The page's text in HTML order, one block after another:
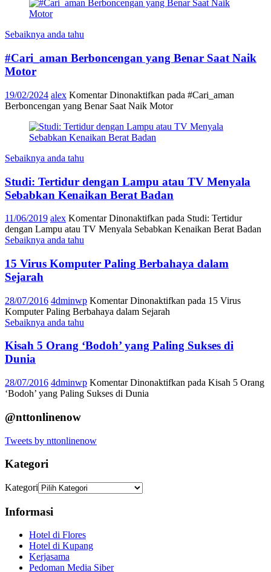
Sebaiknya anda tahu
#Cari_aman Berboncengan yang Benar Saat Naik
Motor
19/02/2024 alex Komentar Dinonaktifkan pada #Cari_aman
Berboncengan yang Benar Saat Naik Motor
Sebaiknya anda tahu
Studi: Tertidur dengan Lampu atau TV Menyala
Sebabkan Kenaikan Berat Badan
11/06/2019 alex Komentar Dinonaktifkan pada Studi: Tertidur
dengan Lampu atau TV Menyala Sebabkan Kenaikan Berat Badan
Sebaiknya anda tahu
15 Virus Komputer Paling Berbahaya dalam
Sejarah
28/07/2016 4dminwp Komentar Dinonaktifkan pada 15 Virus
Komputer Paling Berbahaya dalam Sejarah
Sebaiknya anda tahu
Kisah 5 Orang ‘Bodoh’ yang Paling Sukses di
Dunia
28/07/2016 4dminwp Komentar Dinonaktifkan pada Kisah 5 Orang
‘Bodoh’ yang Paling Sukses di Dunia
@nttonlinenow
Tweets by nttonlinenow
Kategori
Kategori
Informasi
Hotel di Flores
Hotel di Kupang
Kerjasama
Pedoman Media Siber